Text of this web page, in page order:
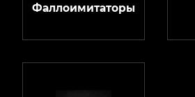
Фаллоимитаторы